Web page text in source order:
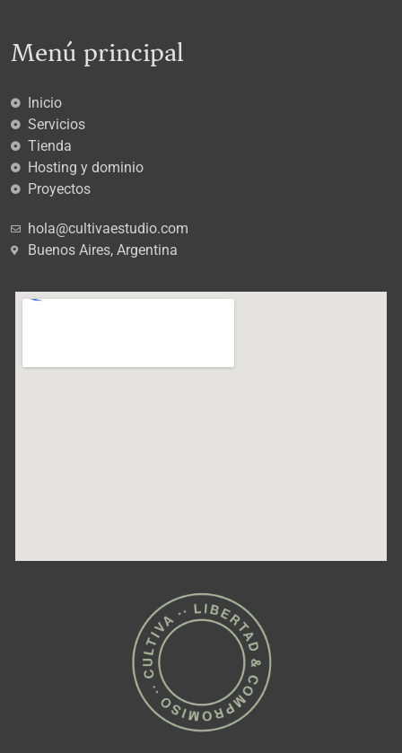
Menú principal
Inicio
Servicios
Tienda
Hosting y dominio
Proyectos
hola@cultivaestudio.com
Buenos Aires, Argentina